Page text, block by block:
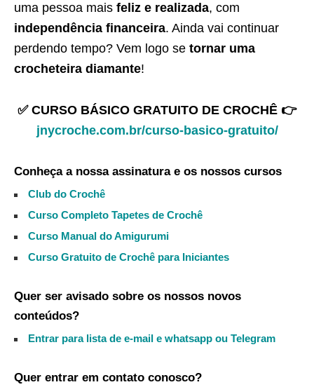
uma pessoa mais feliz e realizada, com
independência financeira. Ainda vai continuar
perdendo tempo? Vem logo se tornar uma
crocheteira diamante!
✅ CURSO BÁSICO GRATUITO DE CROCHÊ 👉
jnycroche.com.br/curso-basico-gratuito/
Conheça a nossa assinatura e os nossos cursos
Club do Crochê
Curso Completo Tapetes de Crochê
Curso Manual do Amigurumi
Curso Gratuito de Crochê para Iniciantes
Quer ser avisado sobre os nossos novos
conteúdos?
Entrar para lista de e-mail e whatsapp ou Telegram
Quer entrar em contato conosco?